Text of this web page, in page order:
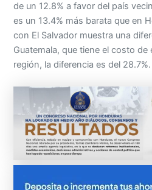
de un 12.8% a favor del país
es un 13.4% más barata que en
con El Salvador muestra una
Guatemala, que tiene el costo de
región, la diferencia es del 28.7%.